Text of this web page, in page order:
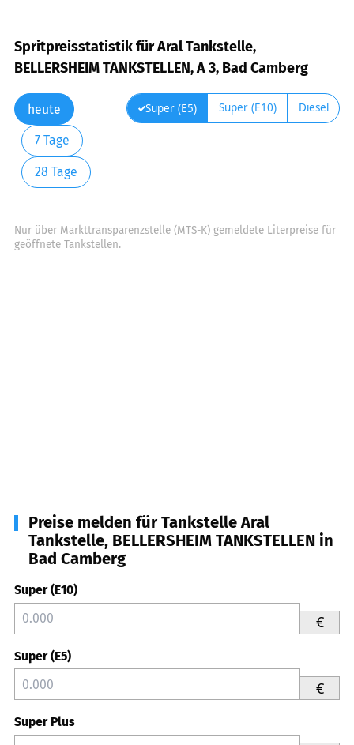
Spritpreisstatistik für Aral Tankstelle,
BELLERSHEIM TANKSTELLEN, A 3, Bad Camberg
heute
7 Tage
28 Tage
Super (E5) Super (E10) Diesel
Nur über Markttransparenzstelle (MTS-K) gemeldete Literpreise für
geöffnete Tankstellen.
Preise melden für Tankstelle Aral
Tankstelle, BELLERSHEIM TANKSTELLEN in
Bad Camberg
Super (E10)
€
Super (E5)
€
Super Plus